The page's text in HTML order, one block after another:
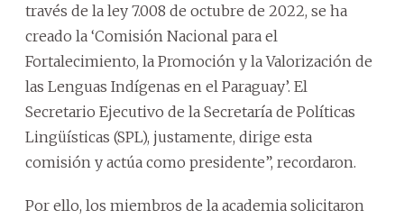
través de la ley 7.008 de octubre de 2022, se ha
creado la ‘Comisión Nacional para el
Fortalecimiento, la Promoción y la Valorización de
las Lenguas Indígenas en el Paraguay’. El
Secretario Ejecutivo de la Secretaría de Políticas
Lingüísticas (SPL), justamente, dirige esta
comisión y actúa como presidente”, recordaron.
Por ello, los miembros de la academia solicitaron